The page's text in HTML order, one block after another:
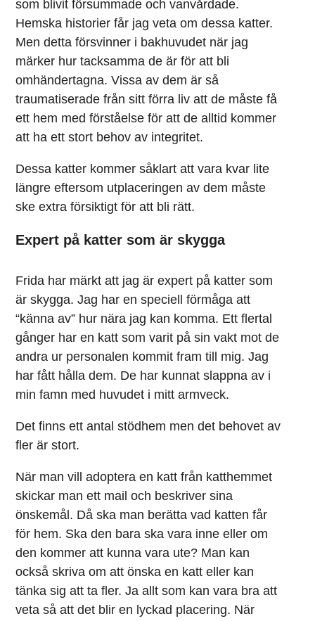
som blivit försummade och vanvårdade.
Hemska historier får jag veta om dessa katter.
Men detta försvinner i bakhuvudet när jag
märker hur tacksamma de är för att bli
omhändertagna. Vissa av dem är så
traumatiserade från sitt förra liv att de måste få
ett hem med förståelse för att de alltid kommer
att ha ett stort behov av integritet.
Dessa katter kommer såklart att vara kvar lite
längre eftersom utplaceringen av dem måste
ske extra försiktigt för att bli rätt.
Expert på katter som är skygga
Frida har märkt att jag är expert på katter som
är skygga. Jag har en speciell förmåga att
“känna av” hur nära jag kan komma. Ett flertal
gånger har en katt som varit på sin vakt mot de
andra ur personalen kommit fram till mig. Jag
har fått hålla dem. De har kunnat slappna av i
min famn med huvudet i mitt armveck.
Det finns ett antal stödhem men det behovet av
fler är stort.
När man vill adoptera en katt från katthemmet
skickar man ett mail och beskriver sina
önskemål. Då ska man berätta vad katten får
för hem. Ska den bara ska vara inne eller om
den kommer att kunna vara ute? Man kan
också skriva om att önska en katt eller kan
tänka sig att ta fler. Ja allt som kan vara bra att
veta så att det blir en lyckad placering. När